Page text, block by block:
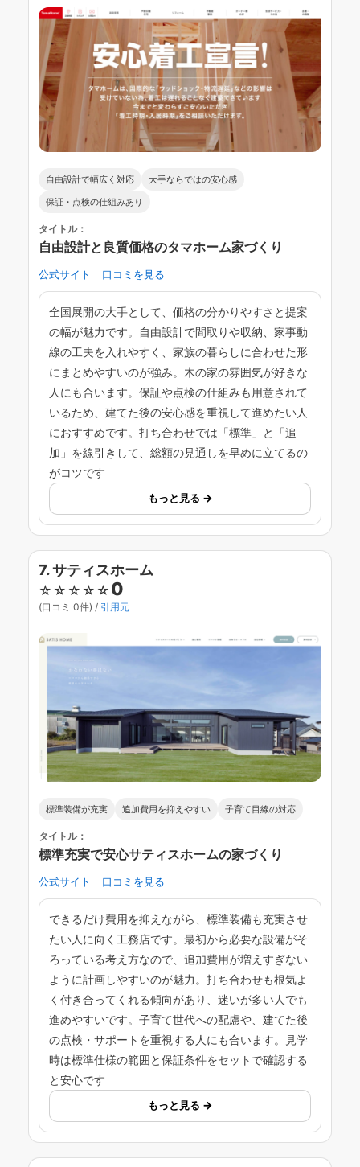
自由設計で幅広く対応
大手ならではの安心感
保証・点検の仕組みあり
タイトル：
自由設計と良質価格のタマホーム家づくり
公式サイト 口コミを見る
全国展開の大手として、価格の分かりやすさと提案
の幅が魅力です。自由設計で間取りや収納、家事動
線の工夫を入れやすく、家族の暮らしに合わせた形
にまとめやすいのが強み。木の家の雰囲気が好きな
人にも合います。保証や点検の仕組みも用意されて
いるため、建てた後の安心感を重視して進めたい人
におすすめです。打ち合わせでは「標準」と「追
加」を線引きして、総額の見通しを早めに立てるの
がコツです
もっと見る →
7. サティスホーム
☆☆☆☆☆ 0
(口コミ 0件) / 引用元
標準装備が充実 追加費用を抑えやすい 子育て目線の対応
タイトル：
標準充実で安心サティスホームの家づくり
公式サイト 口コミを見る
できるだけ費用を抑えながら、標準装備も充実させ
たい人に向く工務店です。最初から必要な設備がそ
ろっている考え方なので、追加費用が増えすぎない
ように計画しやすいのが魅力。打ち合わせも根気よ
く付き合ってくれる傾向があり、迷いが多い人でも
進めやすいです。子育て世代への配慮や、建てた後
の点検・サポートを重視する人にも合います。見学
時は標準仕様の範囲と保証条件をセットで確認する
と安心です
もっと見る →